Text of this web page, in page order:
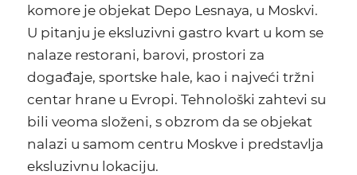
komore je objekat Depo Lesnaya, u Moskvi.
U pitanju je eksluzivni gastro kvart u kom se
nalaze restorani, barovi, prostori za
događaje, sportske hale, kao i najveći tržni
centar hrane u Evropi. Tehnološki zahtevi su
bili veoma složeni, s obzrom da se objekat
nalazi u samom centru Moskve i predstavlja
eksluzivnu lokaciju.